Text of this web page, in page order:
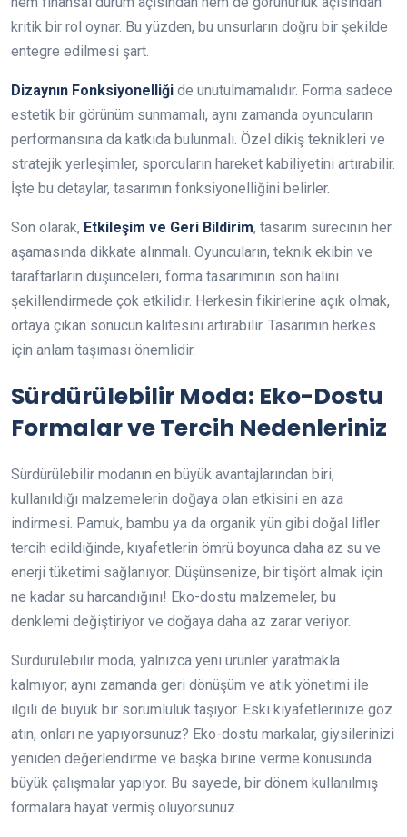
kritik bir rol oynar. Bu yüzden, bu unsurların doğru bir şekilde
entegre edilmesi şart.
Dizaynın Fonksiyonelliği de unutulmamalıdır. Forma sadece
estetik bir görünüm sunmamalı, aynı zamanda oyuncuların
performansına da katkıda bulunmalı. Özel dikiş teknikleri ve
stratejik yerleşimler, sporcuların hareket kabiliyetini artırabilir.
İşte bu detaylar, tasarımın fonksiyonelliğini belirler.
Son olarak, Etkileşim ve Geri Bildirim, tasarım sürecinin her
aşamasında dikkate alınmalı. Oyuncuların, teknik ekibin ve
taraftarların düşünceleri, forma tasarımının son halini
şekillendirmede çok etkilidir. Herkesin fikirlerine açık olmak,
ortaya çıkan sonucun kalitesini artırabilir. Tasarımın herkes
için anlam taşıması önemlidir.
Sürdürülebilir Moda: Eko-Dostu
Formalar ve Tercih Nedenleriniz
Sürdürülebilir modanın en büyük avantajlarından biri,
kullanıldığı malzemelerin doğaya olan etkisini en aza
indirmesi. Pamuk, bambu ya da organik yün gibi doğal lifler
tercih edildiğinde, kıyafetlerin ömrü boyunca daha az su ve
enerji tüketimi sağlanıyor. Düşünsenize, bir tişört almak için
ne kadar su harcandığını! Eko-dostu malzemeler, bu
denklemi değiştiriyor ve doğaya daha az zarar veriyor.
Sürdürülebilir moda, yalnızca yeni ürünler yaratmakla
kalmıyor; aynı zamanda geri dönüşüm ve atık yönetimi ile
ilgili de büyük bir sorumluluk taşıyor. Eski kıyafetlerinize göz
atın, onları ne yapıyorsunuz? Eko-dostu markalar, giysilerinizi
yeniden değerlendirme ve başka birine verme konusunda
büyük çalışmalar yapıyor. Bu sayede, bir dönem kullanılmış
formalara hayat vermiş oluyorsunuz.